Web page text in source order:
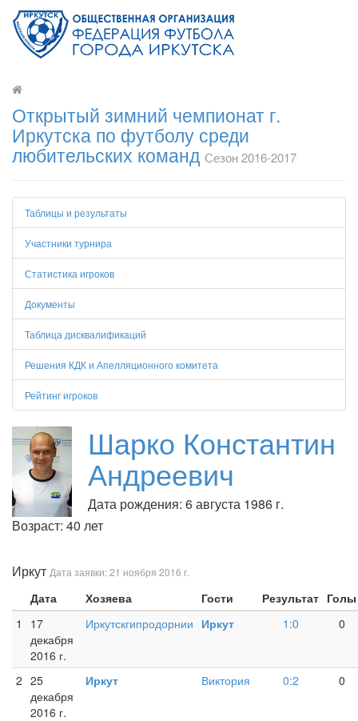
Открытый зимний чемпионат г.
Иркутска по футболу среди
любительских команд Сезон 2016-2017
Таблицы и результаты
Участники турнира
Статистика игроков
Документы
Таблица дисквалификаций
Решения КДК и Апелляционного комитета
Рейтинг игроков
Шарко Константин
Андреевич
Дата рождения: 6 августа 1986 г.
Возраст: 40 лет
Иркут Дата заявки: 21 ноября 2016 г.
Дата Хозяева Гости Результат Голы
1
17
декабря
2016 г.
Иркутскгипродорнии Иркут 1:0 0
2 25
декабря
2016 г.
Иркут Виктория 0:2 0